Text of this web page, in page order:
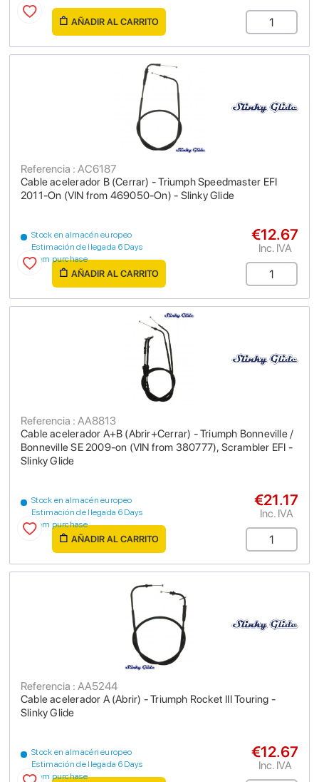
AÑADIR AL CARRITO
Cable acelerador B (Cerrar) - Triumph Speedmaster EFI
2011-On (VIN from 469050-On) - Slinky Glide
Referencia : AC6187
Stock en almacén europeo
Estimación de llegada 6 Days
from purchase
€12.67
Inc. IVA
AÑADIR AL CARRITO
Cable acelerador A+B (Abrir+Cerrar) - Triumph Bonneville /
Bonneville SE 2009-on (VIN from 380777), Scrambler EFI -
Slinky Glide
Referencia : AA8813
Stock en almacén europeo
Estimación de llegada 6 Days
from purchase
€21.17
Inc. IVA
AÑADIR AL CARRITO
Cable acelerador A (Abrir) - Triumph Rocket III Touring -
Slinky Glide
Referencia : AA5244
Stock en almacén europeo
Estimación de llegada 6 Days
from purchase
€12.67
Inc. IVA